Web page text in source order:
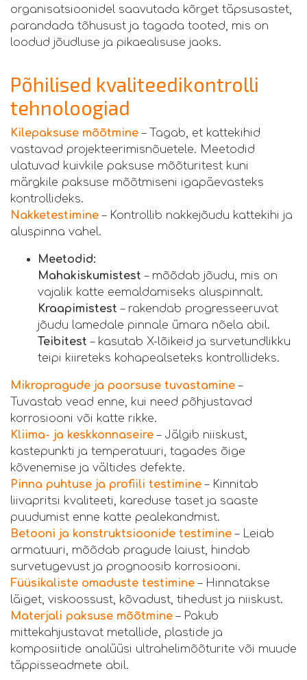
organisatsioonidel saavutada kõrget täpsusastet,
parandada tõhusust ja tagada tooted, mis on
loodud jõudluse ja pikaealisuse jaoks.
Põhilised kvaliteedikontrolli
tehnoloogiad
Kilepaksuse mõõtmine – Tagab, et kattekihid
vastavad projekteerimisnõuetele. Meetodid
ulatuvad kuivkile paksuse mõõturitest kuni
märgkile paksuse mõõtmiseni igapäevasteks
kontrollideks.
Nakketestimine – Kontrollib nakkejõudu kattekihi ja
aluspinna vahel.
Meetodid:
Mahakiskumistest – mõõdab jõudu, mis on
vajalik katte eemaldamiseks aluspinnalt.
Kraapimistest – rakendab progresseeruvat
jõudu lamedale pinnale ümara nõela abil.
Teibitest – kasutab X-lõikeid ja survetundlikku
teipi kiireteks kohapealseteks kontrollideks.
Mikropragude ja poorsuse tuvastamine –
Tuvastab vead enne, kui need põhjustavad
korrosiooni või katte rikke.
Kliima- ja keskkonnaseire – Jälgib niiskust,
kastepunkti ja temperatuuri, tagades õige
kõvenemise ja vältides defekte.
Pinna puhtuse ja profiili testimine – Kinnitab
liivapritsi kvaliteeti, kareduse taset ja saaste
puudumist enne katte pealekandmist.
Betooni ja konstruktsioonide testimine – Leiab
armatuuri, mõõdab pragude laiust, hindab
survetugevust ja prognoosib korrosiooni.
Füüsikaliste omaduste testimine – Hinnatakse
läiget, viskoossust, kõvadust, tihedust ja niiskust.
Materjali paksuse mõõtmine – Pakub
mittekahjustavat metallide, plastide ja
komposiitide analüüsi ultrahelimõõturite või muude
täppisseadmete abil.